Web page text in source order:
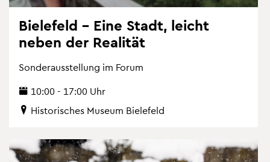
Bie­le­feld – Eine Stadt, leicht
neben der Rea­li­tät
Son­der­aus­stel­lung im Forum
10:00 - 17:00 Uhr
His­to­ri­sches Mu­se­um Bie­le­feld